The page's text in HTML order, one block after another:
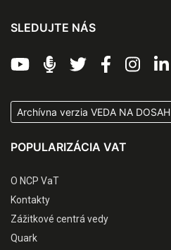
SLEDUJTE NÁS
Archívna verzia VEDA NA DOSAH
POPULARIZÁCIA VAT
O NCP VaT
Kontakty
Zážitkové centrá vedy
Quark